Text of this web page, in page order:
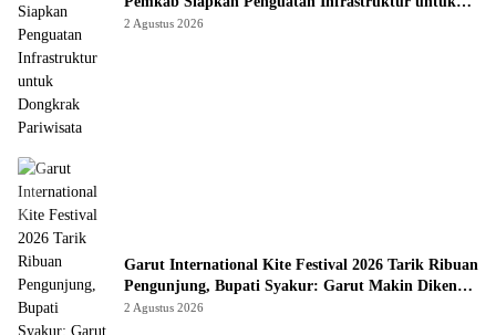
Dongkrak Pariwisata
2 Agustus 2026
Garut International Kite Festival 2026 Tarik Ribuan
Pengunjung, Bupati Syakur: Garut Makin Dikenal
Dunia
2 Agustus 2026